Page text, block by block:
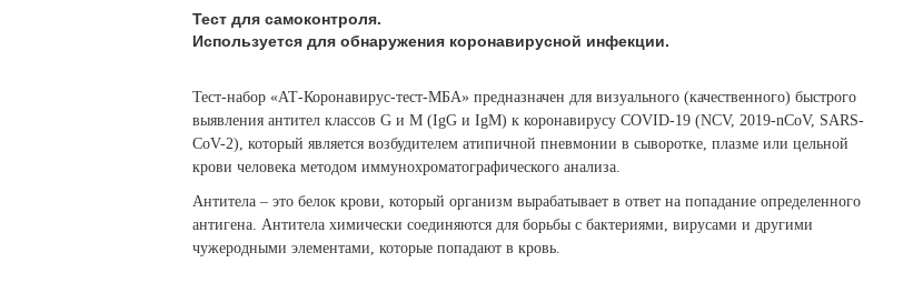
Тест для самоконтроля.
Используется для обнаружения коронавирусной инфекции.
Тест-набор «АТ-Коронавирус-тест-МБА» предназначен для визуального (качественного) быстрого
выявления антител классов G и M (IgG и IgM) к коронавирусу COVID-19 (NCV, 2019-nCoV, SARS-
CoV-2), который является возбудителем атипичной пневмонии в сыворотке, плазме или цельной
крови человека методом иммунохроматографического анализа.
Антитела – это белок крови, который организм вырабатывает в ответ на попадание определенного
антигена. Антитела химически соединяются для борьбы с бактериями, вирусами и другими
чужеродными элементами, которые попадают в кровь.